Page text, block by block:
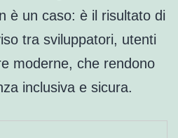
è un caso: è il risultato di
tra sviluppatori, utenti
moderne, che rendono
inclusiva e sicura.